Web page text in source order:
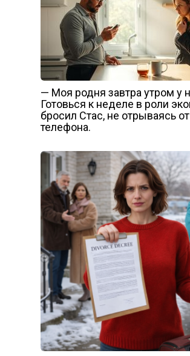
— Моя родня завтра утром у
Готовься к неделе в роли
бросил Стас, не отрываясь от
телефона.